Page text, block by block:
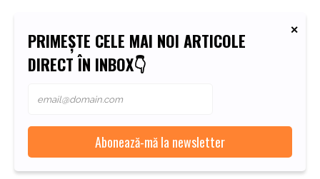
PRIMEȘTE CELE MAI NOI ARTICOLE
DIRECT ÎN INBOX👇